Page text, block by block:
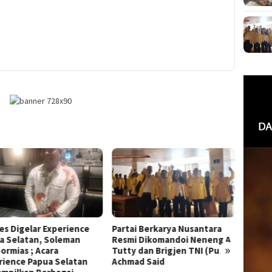
»
Digelar Experience
Selatan, Soleman
; Acara
Papua Selatan
Partai Berkarya Nusantara
Resmi Dikomandoi Neneng A
Tutty dan Brigjen TNI (Purn)
Achmad Said